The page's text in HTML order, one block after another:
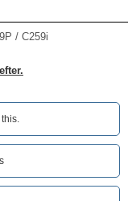
/ C259i